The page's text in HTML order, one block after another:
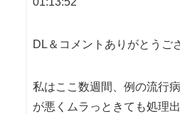
DL＆コメントありがとうご
私はここ数週間、例の流行
が悪くムラっときても処理